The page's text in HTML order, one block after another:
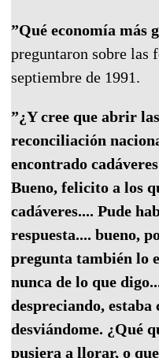
”Qué economía más
preguntaron sobre las
septiembre de 1991.
”¿Y cree que abrir
reconciliación
encontrado
Bueno, felicito a los
cadáveres.... Pude
respuesta.... bueno,
pregunta también lo
nunca de lo que
despreciando, estaba
desviándome. ¿Qué
pusiera a llorar, o